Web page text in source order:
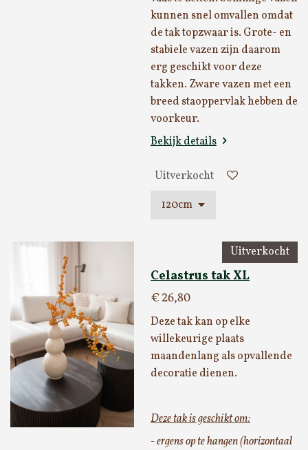
kunnen snel omvallen omdat
de tak topzwaar is. Grote- en
stabiele vazen zijn daarom
erg geschikt voor deze
takken. Zware vazen met een
breed staoppervlak hebben de
voorkeur.
Bekijk details
Uitverkocht
Uitverkocht
Celastrus tak XL
€ 26,80
Deze tak kan op elke
willekeurige plaats
maandenlang als opvallende
decoratie dienen.
Deze tak is geschikt om:
- ergens op te hangen (horizontaal